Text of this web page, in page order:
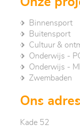
Binnensport
Buitensport
Cultuur &
Onderwijs -
Onderwijs -
Zwembaden
Ons adres
Kade 52